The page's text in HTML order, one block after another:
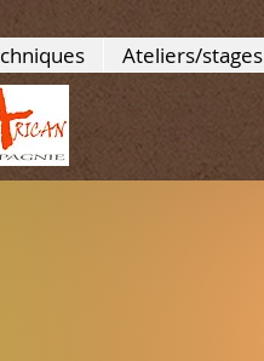
Ateliers/stages